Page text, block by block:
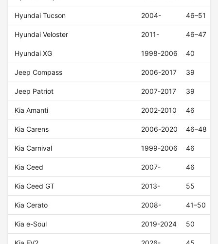
Hyundai Tucson 2004- 46–51
Hyundai Veloster 2011- 46–47
Hyundai XG 1998-2006 40
Jeep Compass 2006-2017 39
Jeep Patriot 2007-2017 39
Kia Amanti 2002-2010 46
Kia Carens 2006-2020 46–48
Kia Carnival 1999-2006 46
Kia Ceed 2007- 46
Kia Ceed GT 2013- 55
Kia Cerato 2008- 41–50
Kia e-Soul 2019-2024 50